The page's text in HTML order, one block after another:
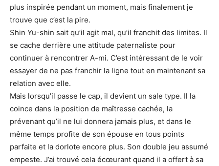
plus inspirée pendant un moment, mais finalement je
trouve que c’est la pire.
Shin Yu-shin sait qu’il agit mal, qu’il franchit des limites. Il
se cache derrière une attitude paternaliste pour
continuer à rencontrer A-mi. C’est intéressant de le voir
essayer de ne pas franchir la ligne tout en maintenant sa
relation avec elle.
Mais lorsqu’il passe le cap, il devient un sale type. Il la
coince dans la position de maîtresse cachée, la
prévenant qu’il ne lui donnera jamais plus, et dans le
même temps profite de son épouse en tous points
parfaite et la dorlote encore plus. Son double jeu assumé
empeste. J’ai trouvé cela écœurant quand il a offert à sa